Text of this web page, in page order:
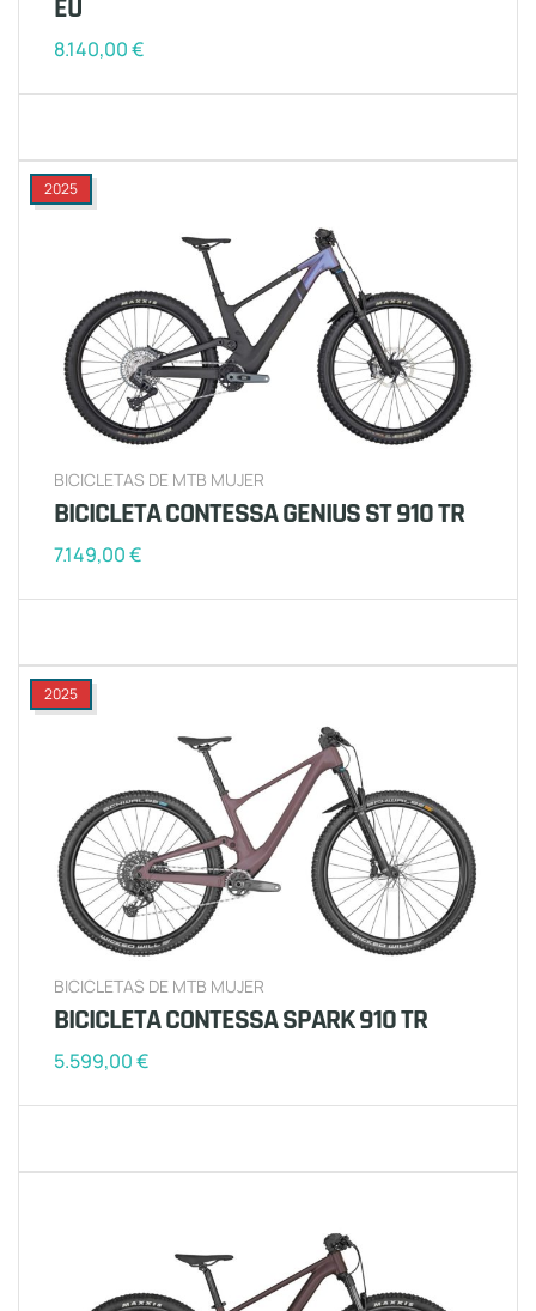
EU
8.140,00€
2025
BICICLETAS DE MTB MUJER
BICICLETA CONTESSA GENIUS ST 910 TR
7.149,00€
2025
BICICLETAS DE MTB MUJER
BICICLETA CONTESSA SPARK 910 TR
5.599,00€